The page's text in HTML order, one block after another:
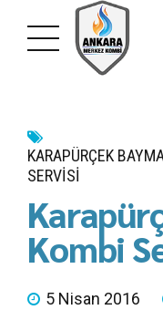
KARAPÜRÇEK
SERVISI
Kombi
5 Nisan 2016